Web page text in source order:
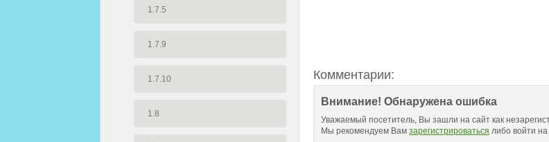
1.7.5
1.7.9
1.7.10
1.8
Комментарии:
Внимание! Обнаружена ошибка
Уважаемый посетитель, Вы зашли на сайт как
Мы рекомендуем Вам зарегистрироваться либо войти